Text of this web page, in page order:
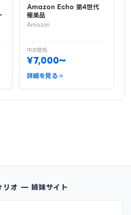
Amazon Echo 第4世代
極美品
Amazon
中古価格
¥7,000〜
詳細を見る
リオ — 姉妹サイト